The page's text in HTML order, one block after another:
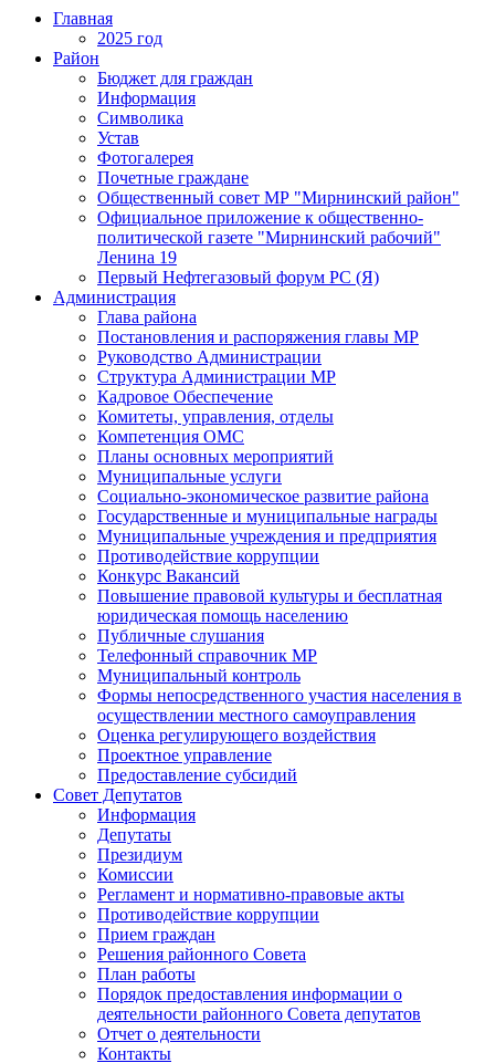
Главная
2025 год
Район
Бюджет для граждан
Информация
Символика
Устав
Фотогалерея
Почетные граждане
Общественный совет МР "Мирнинский район"
Официальное приложение к общественно-
политической газете "Мирнинский рабочий"
Ленина 19
Первый Нефтегазовый форум РС (Я)
Администрация
Глава района
Постановления и распоряжения главы МР
Руководство Администрации
Структура Администрации МР
Кадровое Обеспечение
Комитеты, управления, отделы
Компетенция ОМС
Планы основных мероприятий
Муниципальные услуги
Социально-экономическое развитие района
Государственные и муниципальные награды
Муниципальные учреждения и предприятия
Противодействие коррупции
Конкурс Вакансий
Повышение правовой культуры и бесплатная
юридическая помощь населению
Публичные слушания
Телефонный справочник МР
Муниципальный контроль
Формы непосредственного участия населения в
осуществлении местного самоуправления
Оценка регулирующего воздействия
Проектное управление
Предоставление субсидий
Совет Депутатов
Информация
Депутаты
Президиум
Комиссии
Регламент и нормативно-правовые акты
Противодействие коррупции
Прием граждан
Решения районного Совета
План работы
Порядок предоставления информации о
деятельности районного Совета депутатов
Отчет о деятельности
Контакты